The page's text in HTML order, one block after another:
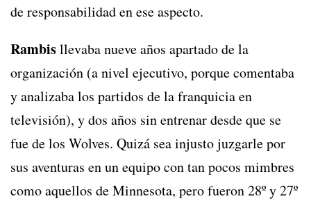
de responsabilidad en ese aspecto.
Rambisllevaba nueve años apartado de la
organización (a nivel ejecutivo, porque comentaba
y analizaba los partidos de la franquicia en
televisión), y dos años sin entrenar desde que se
fue de los Wolves. Quizá sea injusto juzgarle por
sus aventuras en un equipo con tan pocos mimbres
como aquellos de Minnesota, pero fueron 28º y 27º